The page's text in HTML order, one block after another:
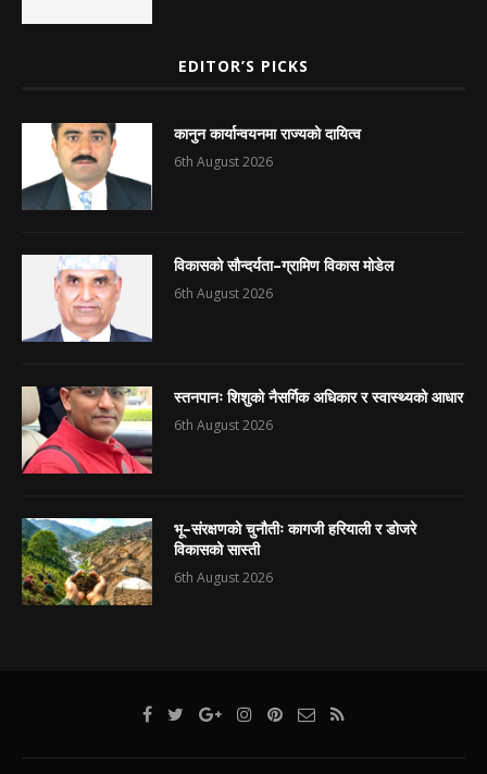
EDITOR’S PICKS
कानुन कार्यान्वयनमा राज्यको दायित्व
6th August 2026
विकासको सौन्दर्यता–ग्रामिण विकास मोडेल
6th August 2026
स्तनपानः शिशुको नैसर्गिक अधिकार र स्वास्थ्यको आधार
6th August 2026
भू–संरक्षणको चुनौतीः कागजी हरियाली र डोजरे
विकासको सास्ती
6th August 2026